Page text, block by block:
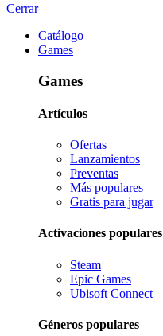
Cerrar
Catálogo
Games
Games
Artículos
Ofertas
Lanzamientos
Preventas
Más populares
Gratis para jugar
Activaciones populares
Steam
Epic Games
Ubisoft Connect
Géneros populares